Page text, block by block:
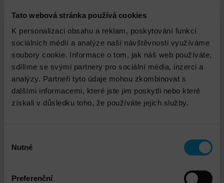
Tato webová stránka používá cookies
K personalizaci obsahu a reklam, poskytování funkcí
sociálních médií a analýze naší návštěvnosti využíváme
soubory cookie. Informace o tom, jak náš web používáte,
sdílíme se svými partnery pro sociální média, inzerci a
analýzy. Partneři tyto údaje mohou zkombinovat s
dalšími informacemi, které jste jim poskytli nebo které
získali v důsledku toho, že používáte jejich služby.
souhlasu
Nutné
Preferenční
Michal Lohr Pieczka
mlohrpieczka@dns.cz